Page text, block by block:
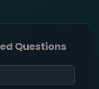
Questions